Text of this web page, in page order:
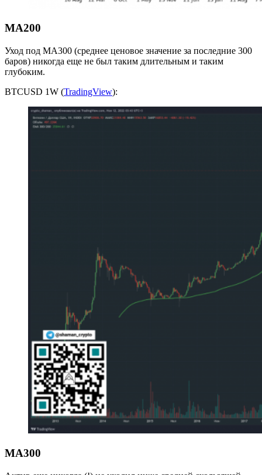
MA200
Уход под MA300 (среднее ценовое значение за последние 300
баров) никогда еще не был таким длительным и таким
глубоким.
BTCUSD 1W (TradingView):
MA300